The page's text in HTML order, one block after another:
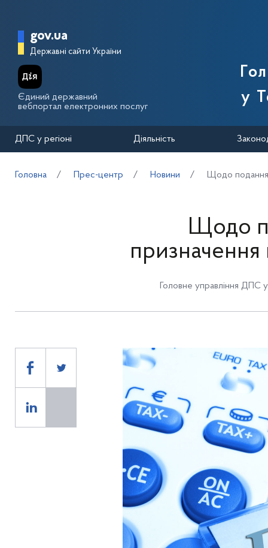
Головна сторінка Державної
gov.ua
Державні сайти України
Єдиний державний
вебпортал електронних послуг
у
ДПС у регіоні Діяльність
Головна Прес-центр Новини Щодо подання
Щодо
призначення
Головне управління ДПС